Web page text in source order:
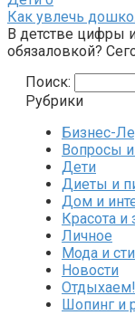
Как увлечь
В детстве цифры
обязаловкой?
Поиск:
Рубрики
Бизнес-
Вопросы
Дети
Диеты и
Дом и
Красота и
Личное
Мода и
Новости
Отдыхаем!
Шопинг и